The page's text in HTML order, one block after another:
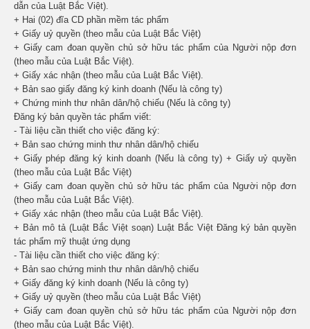
dẫn của Luật Bắc Việt).
+ Hai (02) đĩa CD phần mềm tác phẩm
+ Giấy uỷ quyền (theo mẫu của Luật Bắc Việt)
+ Giấy cam đoan quyền chủ sở hữu tác phẩm của Người nộp đơn
(theo mẫu của Luật Bắc Việt).
+ Giấy xác nhận (theo mẫu của Luật Bắc Việt).
+ Bản sao giấy đăng ký kinh doanh (Nếu là công ty)
+ Chứng minh thư nhân dân/hộ chiếu (Nếu là công ty)
Đăng ký bản quyền tác phẩm viết:
- Tài liệu cần thiết cho việc đăng ký:
+ Bản sao chứng minh thư nhân dân/hộ chiếu
+ Giấy phép đăng ký kinh doanh (Nếu là công ty) + Giấy uỷ quyền
(theo mẫu của Luật Bắc Việt)
+ Giấy cam đoan quyền chủ sở hữu tác phẩm của Người nộp đơn
(theo mẫu của Luật Bắc Việt).
+ Giấy xác nhận (theo mẫu của Luật Bắc Việt).
+ Bản mô tả (Luật Bắc Việt soạn) Luật Bắc Việt Đăng ký bản quyền
tác phẩm mỹ thuật ứng dụng
- Tài liệu cần thiết cho việc đăng ký:
+ Bản sao chứng minh thư nhân dân/hộ chiếu
+ Giấy đăng ký kinh doanh (Nếu là công ty)
+ Giấy uỷ quyền (theo mẫu của Luật Bắc Việt)
+ Giấy cam đoan quyền chủ sở hữu tác phẩm của Người nộp đơn
(theo mẫu của Luật Bắc Việt).